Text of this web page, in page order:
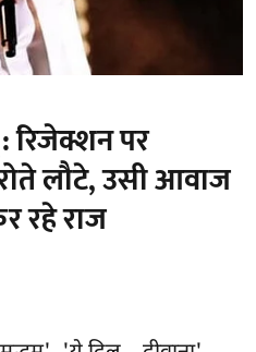
रिजेक्शन पर
रोते लौटे, उसी आवाज
रहे राज